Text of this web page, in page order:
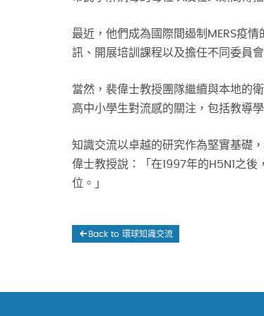
最近，他們成為國際間遏制MERS疫
訊、開展培訓課程以及擔任不同委員
當然，裴偉士教授團隊繼續與本地的
高中小學生對流感的關注，包括教導
知識交流以卓越的研究作為堅實基礎
偉士教授說：「在1997年的H5N1之
位。」
Back to 環球知識交流